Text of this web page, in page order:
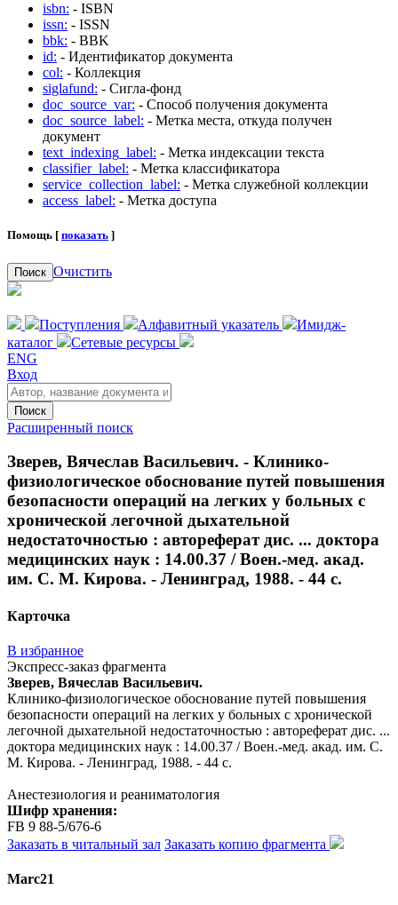
isbn: - ISBN
issn: - ISSN
bbk: - BBK
id: - Идентификатор документа
col: - Коллекция
siglafund: - Сигла-фонд
doc_source_var: - Способ получения документа
doc_source_label: - Метка места, откуда получен
документ
text_indexing_label: - Метка индексации текста
classifier_label: - Метка классификатора
service_collection_label: - Метка служебной коллекции
access_label: - Метка доступа
Помощь [ показать ]
Поиск Очистить
Поступления Алфавитный указатель
Имидж-
каталог
Сетевые ресурсы
ENG
Вход
Поиск
Расширенный поиск
Зверев, Вячеслав Васильевич. - Клинико-
физиологическое обоснование путей повышения
безопасности операций на легких у больных с
хронической легочной дыхательной
недостаточностью : автореферат дис. ... доктора
медицинских наук : 14.00.37 / Воен.-мед. акад.
им. С. М. Кирова. - Ленинград, 1988. - 44 с.
Карточка
В избранное
Экспресс-заказ фрагмента
Зверев, Вячеслав Васильевич.
Клинико-физиологическое обоснование путей повышения
безопасности операций на легких у больных с хронической
легочной дыхательной недостаточностью : автореферат дис. ...
доктора медицинских наук : 14.00.37 / Воен.-мед. акад. им. С.
М. Кирова. - Ленинград, 1988. - 44 с.
Анестезиология и реаниматология
Шифр хранения:
FB 9 88-5/676-6
Заказать в читальный зал Заказать копию фрагмента
Marc21